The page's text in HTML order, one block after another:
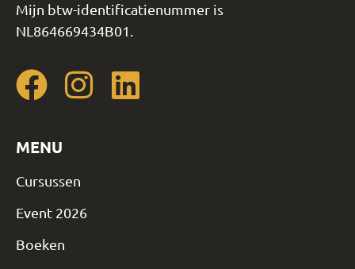
Mijn btw-identificatienummer is
NL864669434B01.
MENU
Cursussen
Event 2026
Boeken